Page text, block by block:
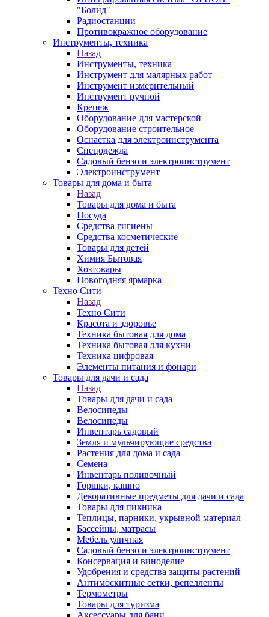
"Болид"
Радиостанции
Противокражное оборудование
Инструменты, техника
Назад
Инструменты, техника
Инструмент для малярных работ
Инструмент измерительный
Инструмент ручной
Крепеж
Оборудование для мастерской
Оборудование строительное
Оснастка для электроинструмента
Спецодежда
Садовый бензо и электроинструмент
Электроинструмент
Товары для дома и быта
Назад
Товары для дома и быта
Посуда
Средства гигиены
Средства косметические
Товары для детей
Химия Бытовая
Хозтовары
Новогодняя ярмарка
Техно Сити
Назад
Техно Сити
Красота и здоровье
Техника бытовая для дома
Техника бытовая для кухни
Техника цифровая
Элементы питания и фонари
Товары для дачи и сада
Назад
Товары для дачи и сада
Велосипеды
Велосипеды
Инвентарь садовый
Земля и мульчирующие средства
Растения для дома и сада
Семена
Инвентарь поливочный
Горшки, кашпо
Декоративные предметы для дачи и сада
Товары для пикника
Теплицы, парники, укрывной материал
Бассейны, матрасы
Мебель уличная
Садовый бензо и электроинструмент
Консервация и виноделие
Удобрения и средства защиты растений
Антимоскитные сетки, репелленты
Термометры
Товары для туризма
Аксессуары для бани